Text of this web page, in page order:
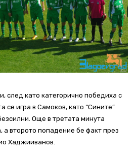
след като категорично победиха с
се игра в Самоков, като “Сините”
Още в третата минута
а второто попадение бе факт през
Хаджииванов.